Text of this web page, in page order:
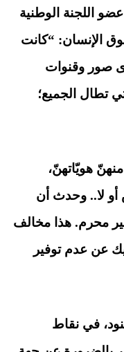
عضو اللجنة الوطنية
الإنسان: “كانت
صور وقنوات
تطال الجميع؛
هويّاتهنّ،
أو لا.. وحدث أن
محرم. هذا مخالف
عن عدم توفير
في نقاط